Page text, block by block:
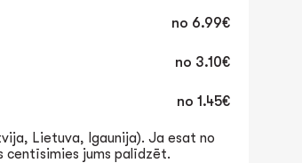
no 6.99€
no 3.10€
no 1.45€
Lietuva, Igaunija). Ja esat no
centīsimies jums palīdzēt.